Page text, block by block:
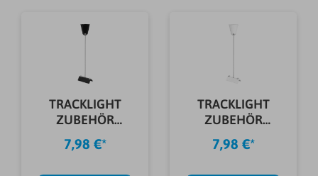
TRACKLIGHT
ZUBEHÖR
PENDELSATZ
SCHWARZ
7,98 €*
TRACKLIGHT
ZUBEHÖR
PENDELSATZ
WEIß
7,98 €*